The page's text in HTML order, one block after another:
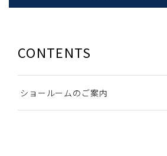
CONTENTS
ショールームのご案内